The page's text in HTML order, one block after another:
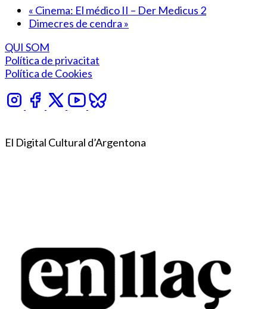
« Cinema: El médico II – Der Medicus 2
Dimecres de cendra »
QUI SOM
Política de privacitat
Política de Cookies
El Digital Cultural d’Argentona